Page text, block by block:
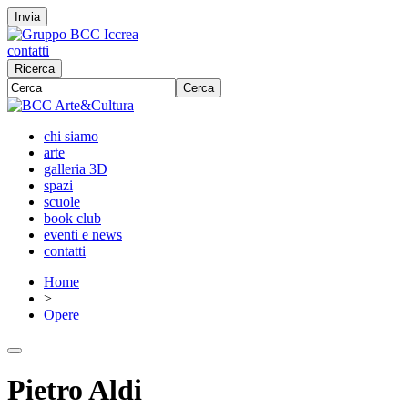
Invia
contatti
Ricerca
Cerca
chi siamo
arte
galleria 3D
spazi
scuole
book club
eventi e news
contatti
Home
>
Opere
Pietro Aldi